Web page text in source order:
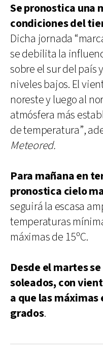
Se pronostica una
condiciones del
Dicha jornada
se debilita la
sobre el sur del país
niveles bajos. El
noreste y luego al
atmósfera más
de temperatura”,
Meteored.
Para mañana en
pronostica cielo
seguirá la escasa
temperaturas
máximas de 15ºC.
Desde el martes
soleados, con
a que las máximas
grados.